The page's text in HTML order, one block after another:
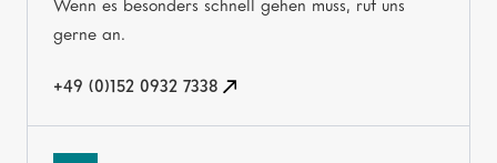
Wenn es besonders schnell gehen muss, ruf uns
gerne an.
+49 (0)152 0932 7338